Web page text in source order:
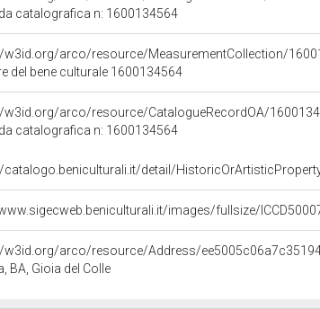
catalografica n: 1600134564
w3id.org/arco/resource/MeasurementCollection/
del bene culturale 1600134564
w3id.org/arco/resource/CatalogueRecordOA/
catalografica n: 1600134564
catalogo.beniculturali.it/detail/
images/fullsize/
w3id.org/arco/resource/Address/
BA, Gioia del Colle